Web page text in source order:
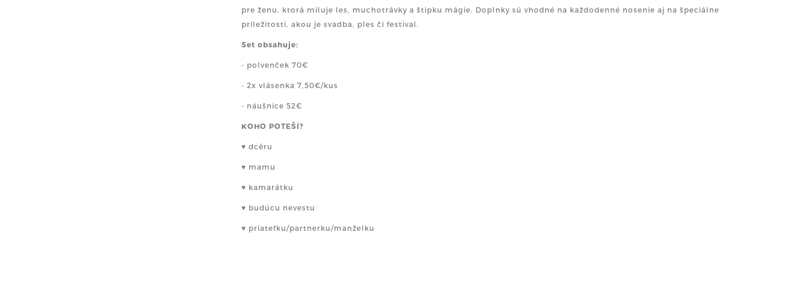
pre ženu, ktorá miluje les, muchotrávky a štipku mágie. Doplnky sú vhodné na každodenné nosenie aj na špeciálne
príležitosti, akou je svadba, ples či festival.
Set obsahuje:
- polvenček 70€
- 2x vlásenka 7,50€/kus
- náušnice 52€
KOHO POTEŠÍ?
♥ dcéru
♥ mamu
♥ kamarátku
♥ budúcu nevestu
♥ priateľku/partnerku/manželku